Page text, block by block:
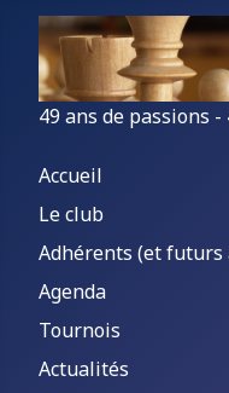
49 ans de passions
Accueil
Le club
Adhérents (et futurs
Agenda
Tournois
Actualités